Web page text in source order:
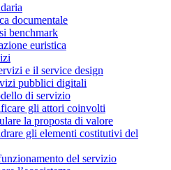
documentale
benchmark
euristica
e il service design
pubblici digitali
di servizio
gli attori coinvolti
la proposta di valore
gli elementi costitutivi del
del servizio